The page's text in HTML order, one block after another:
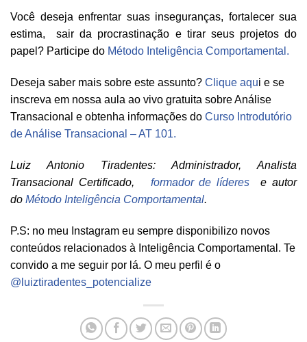
Você deseja enfrentar suas inseguranças, fortalecer sua
estima, sair da procrastinação e tirar seus projetos do
papel? Participe do Método Inteligência Comportamental.
Deseja saber mais sobre este assunto? Clique aqui e se
inscreva em nossa aula ao vivo gratuita sobre Análise
Transacional e obtenha informações do Curso Introdutório
de Análise Transacional – AT 101.
Luiz Antonio Tiradentes: Administrador, Analista
Transacional Certificado, formador de líderes e autor
do Método Inteligência Comportamental.
P.S: no meu Instagram eu sempre disponibilizo novos
conteúdos relacionados à Inteligência Comportamental. Te
convido a me seguir por lá. O meu perfil é o
@luiztiradentes_potencialize